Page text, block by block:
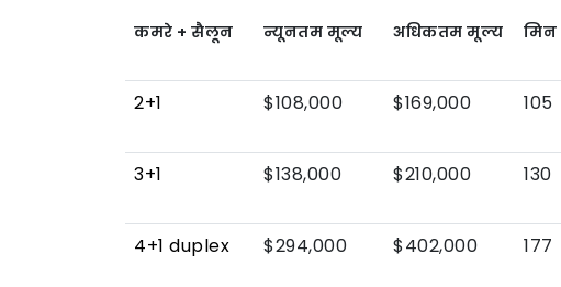
कमरे + सैलून न्यूनतम मूल्य अधिकतम मूल्य मिन
2+1 $108,000 $169,000 105
3+1
$138,000 $210,000 130
4+1 duplex
$294,000 $402,000 177